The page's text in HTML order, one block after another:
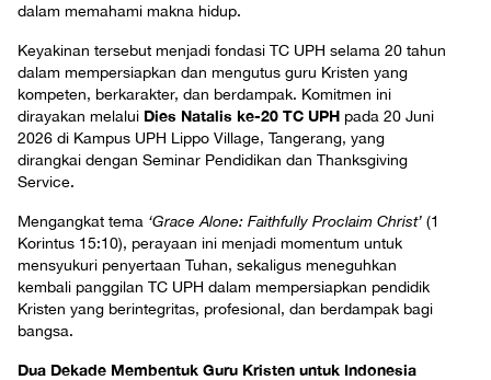
dalam memahami makna hidup.
Keyakinan tersebut menjadi fondasi TC UPH selama 20 tahun
dalam mempersiapkan dan mengutus guru Kristen yang
kompeten, berkarakter, dan berdampak. Komitmen ini
dirayakan melalui Dies Natalis ke-20 TC UPH pada 20 Juni
2026 di Kampus UPH Lippo Village, Tangerang, yang
dirangkai dengan Seminar Pendidikan dan Thanksgiving
Service.
Mengangkat tema ‘Grace Alone: Faithfully Proclaim Christ’ (1
Korintus 15:10), perayaan ini menjadi momentum untuk
mensyukuri penyertaan Tuhan, sekaligus meneguhkan
kembali panggilan TC UPH dalam mempersiapkan pendidik
Kristen yang berintegritas, profesional, dan berdampak bagi
bangsa.
Dua Dekade Membentuk Guru Kristen untuk Indonesia